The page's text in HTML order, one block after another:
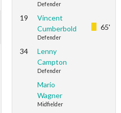
Defender
19
Vincent
Cumberbold
Defender
65'
34
Lenny
Campton
Defender
Mario
Wagner
Midfielder